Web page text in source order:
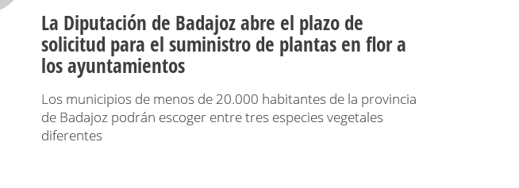
La Diputación de Badajoz abre el plazo de
solicitud para el suministro de plantas en flor a
los ayuntamientos
Los municipios de menos de 20.000 habitantes de la provincia
de Badajoz podrán escoger entre tres especies vegetales
diferentes